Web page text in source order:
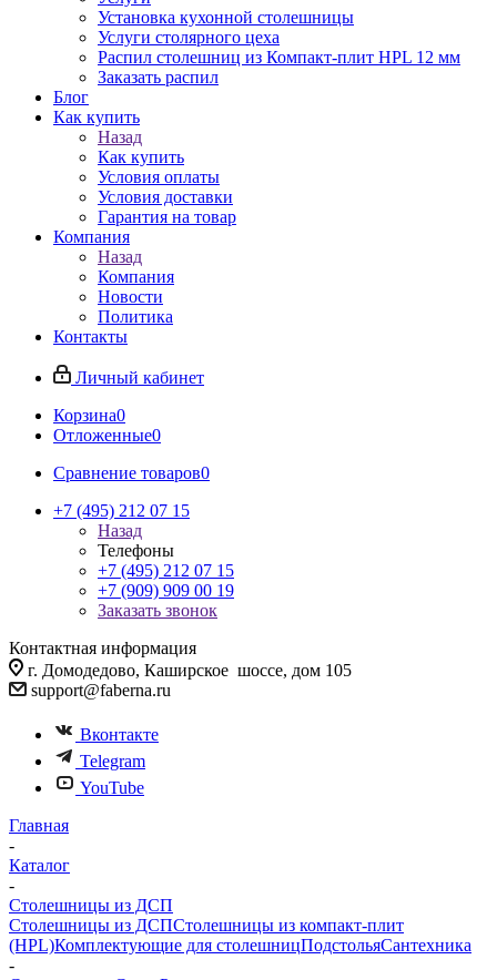
Установка кухонной столешницы
Услуги столярного цеха
Распил столешниц из Компакт-плит HPL 12 мм
Заказать распил
Блог
Как купить
Назад
Как купить
Условия оплаты
Условия доставки
Гарантия на товар
Компания
Назад
Компания
Новости
Политика
Контакты
Личный кабинет
Корзина0
Отложенные0
Сравнение товаров0
+7 (495) 212 07 15
Назад
Телефоны
+7 (495) 212 07 15
+7 (909) 909 00 19
Заказать звонок
Контактная информация
г. Домодедово, Каширское шоссе, дом 105
support@faberna.ru
Вконтакте
Telegram
YouTube
Главная
-
Каталог
-
Столешницы из ДСП
Столешницы из ДСПСтолешницы из компакт-плит
(HPL)Комплектующие для столешницПодстольяСантехника
-